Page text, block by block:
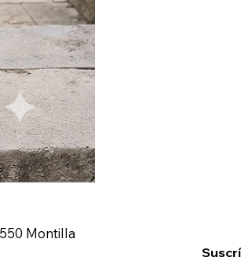
Montilla